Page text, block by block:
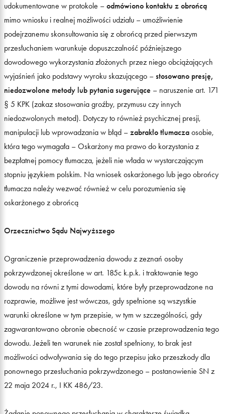
udokumentowane w protokole – odmówiono kontaktu z obrońcą
mimo wniosku i realnej możliwości udziału – umożliwienie
podejrzanemu skonsultowania się z obrońcą przed pierwszym
przesłuchaniem warunkuje dopuszczalność późniejszego
dowodowego wykorzystania złożonych przez niego obciążających
wyjaśnień jako podstawy wyroku skazującego – stosowano presję,
niedozwolone metody lub pytania sugerujące – naruszenie art. 171
§ 5 KPK (zakaz stosowania groźby, przymusu czy innych
niedozwolonych metod). Dotyczy to również psychicznej presji,
manipulacji lub wprowadzania w błąd – zabrakło tłumacza osobie,
która tego wymagała – Oskarżony ma prawo do korzystania z
bezpłatnej pomocy tłumacza, jeżeli nie włada w wystarczającym
stopniu językiem polskim. Na wniosek oskarżonego lub jego obrońcy
tłumacza należy wezwać również w celu porozumienia się
oskarżonego z obrońcą
Orzecznictwo Sądu Najwyższego
Ograniczenie przeprowadzenia dowodu z zeznań osoby
pokrzywdzonej określone w art. 185c k.p.k. i traktowanie tego
dowodu na równi z tymi dowodami, które były przeprowadzone na
rozprawie, możliwe jest wówczas, gdy spełnione są wszystkie
warunki określone w tym przepisie, w tym w szczególności, gdy
zagwarantowano obronie obecność w czasie przeprowadzenia tego
dowodu. Jeżeli ten warunek nie został spełniony, to brak jest
możliwości odwoływania się do tego przepisu jako przeszkody dla
ponownego przesłuchania pokrzywdzonego – postanowienie SN z
22 maja 2024 r., I KK 486/23.